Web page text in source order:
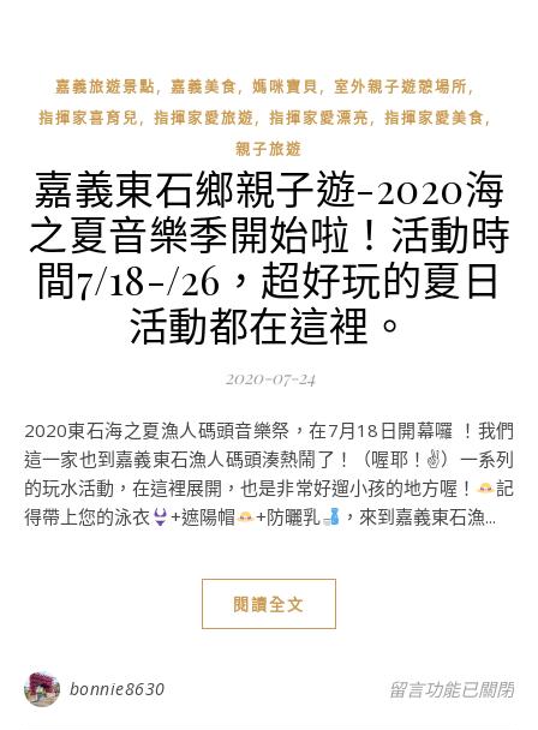
嘉義旅遊景點, 嘉義美食, 媽咪寶貝, 室外親子遊憩場所,
指揮家喜育兒, 指揮家愛旅遊, 指揮家愛漂亮, 指揮家愛美食,
親子旅遊
嘉義東石鄉親子遊-2020海
之夏音樂季開始啦！活動時
間7/18-/26，超好玩的夏日
活動都在這裡。
2020-07-24
2020東石海之夏漁人碼頭音樂祭，在7月18日開幕囉 ！我們
這一家也到嘉義東石漁人碼頭湊熱鬧了！（喔耶！✌）一系列
的玩水活動，在這裡展開，也是非常好遛小孩的地方喔！
記
得帶上您的泳衣
+遮陽帽 +防曬乳 ，來到嘉義東石漁...
閱讀全文
bonnie8630 在〈嘉義東石鄉
留言功能已關閉